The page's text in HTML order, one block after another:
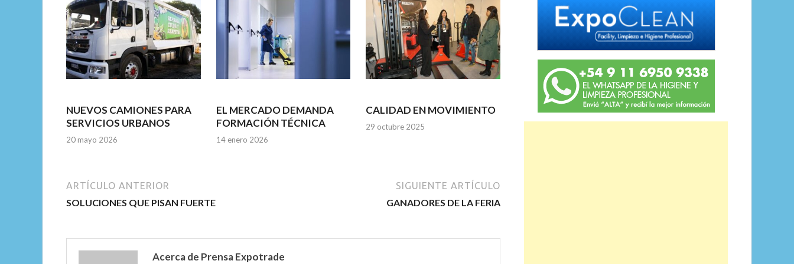
NUEVOS CAMIONES PARA
SERVICIOS URBANOS
20 mayo 2026
EL MERCADO DEMANDA
FORMACIÓN TÉCNICA
14 enero 2026
CALIDAD EN MOVIMIENTO
29 octubre 2025
ARTÍCULO ANTERIOR
SOLUCIONES QUE PISAN FUERTE
SIGUIENTE ARTÍCULO
GANADORES DE LA FERIA
Acerca de Prensa Expotrade